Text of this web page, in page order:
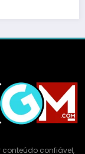
confiável,